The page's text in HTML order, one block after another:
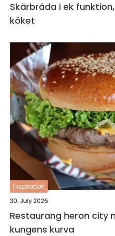
Skärbräda i ek funktion, form och omtanke i
köket
inspiration
30. July 2026
Restaurang heron city mat, sport och nöjen i
kungens kurva